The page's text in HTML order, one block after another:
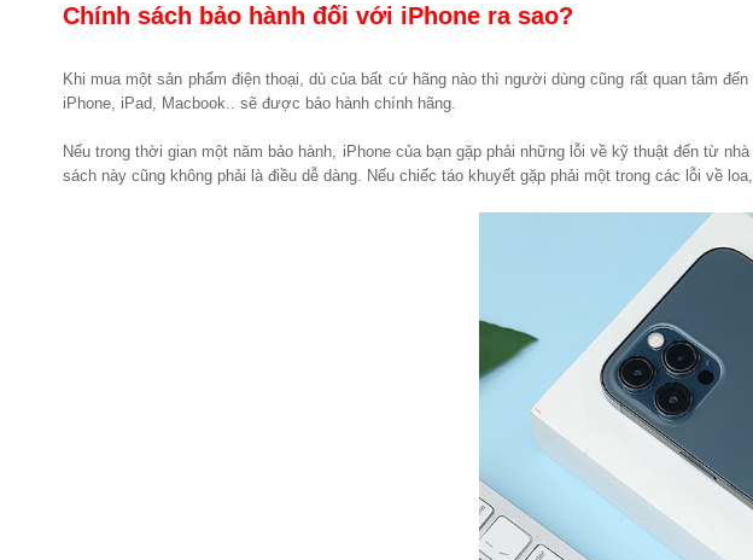
Chính sách bảo hành đối với iPhone ra sao?
Khi mua một sản phẩm điện thoại, dù của bất cứ hãng nào thì người dùng cũng rất quan tâm
iPhone, iPad, Macbook.. sẽ được bảo hành chính hãng.
Nếu trong thời gian một năm bảo hành, iPhone của bạn gặp phải những lỗi về kỹ thuật đến từ
sách này cũng không phải là điều dễ dàng. Nếu chiếc táo khuyết gặp phải một trong các lỗi về